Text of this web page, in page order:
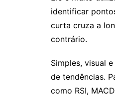
identificar
curta cruza a
contrário.
Simples, visual
de tendências.
como RSI,